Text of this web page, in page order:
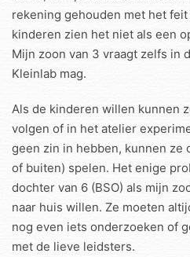
rekening gehouden met het
kinderen zien het niet als een
Mijn zoon van 3 vraagt zelfs in
Kleinlab mag.
Als de kinderen willen kunnen
volgen of in het atelier
geen zin in hebben, kunnen ze
of buiten) spelen. Het enige
dochter van 6 (BSO) als mijn
naar huis willen. Ze moeten
nog even iets onderzoeken of
met de lieve leidsters.